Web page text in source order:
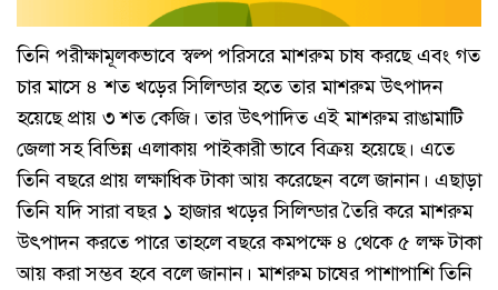
তিনি পরীক্ষামূলকভাবে স্বল্প পরিসরে মাশরুম চাষ করছে এবং গত
চার মাসে ৪ শত খড়ের সিলিন্ডার হতে তার মাশরুম উৎপাদন
হয়েছে প্রায় ৩ শত কেজি। তার উৎপাদিত এই মাশরুম রাঙামাটি
জেলা সহ বিভিন্ন এলাকায় পাইকারী ভাবে বিক্রয় হয়েছে। এতে
তিনি বছরে প্রায় লক্ষাধিক টাকা আয় করেছেন বলে জানান। এছাড়া
তিনি যদি সারা বছর ১ হাজার খড়ের সিলিন্ডার তৈরি করে মাশরুম
উৎপাদন করতে পারে তাহলে বছরে কমপক্ষে ৪ থেকে ৫ লক্ষ টাকা
আয় করা সম্ভব হবে বলে জানান। মাশরুম চাষের পাশাপাশি তিনি